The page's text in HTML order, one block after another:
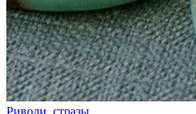
Риволи, стразы